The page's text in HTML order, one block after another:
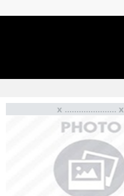
x ...................... x